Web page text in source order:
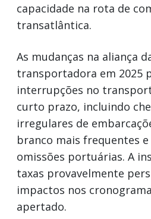
capacidade na rota de
transatlântica.
As mudanças na aliança
transportadora em 2025
interrupções no
curto prazo, incluindo
irregulares de
branco mais frequentes
omissões portuárias. A
taxas provavelmente
impactos nos
apertado.